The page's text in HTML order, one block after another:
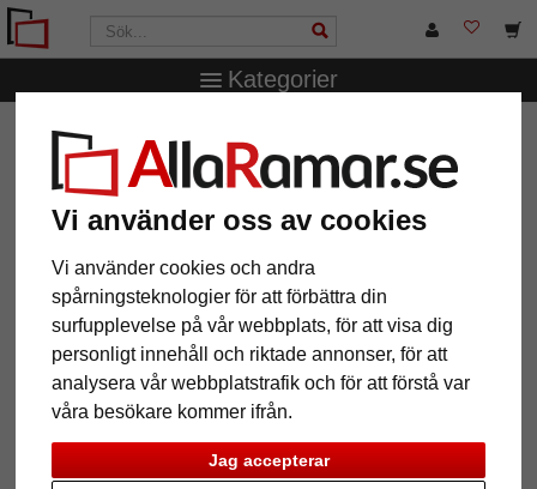
Vi använder oss av cookies
Vi använder cookies och andra
spårningsteknologier för att förbättra din
surfupplevelse på vår webbplats, för att visa dig
personligt innehåll och riktade annonser, för att
analysera vår webbplatstrafik och för att förstå var
våra besökare kommer ifrån.
Jag accepterar
Kategorier
AllaRamar.se
silverfärgad kant
Svart fotoram med silverfärgad